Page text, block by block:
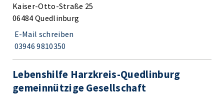
Kaiser-Otto-Straße 25
06484 Quedlinburg
E-Mail schreiben
03946 9810350
Lebenshilfe Harzkreis-Quedlinburg
gemeinnützige Gesellschaft